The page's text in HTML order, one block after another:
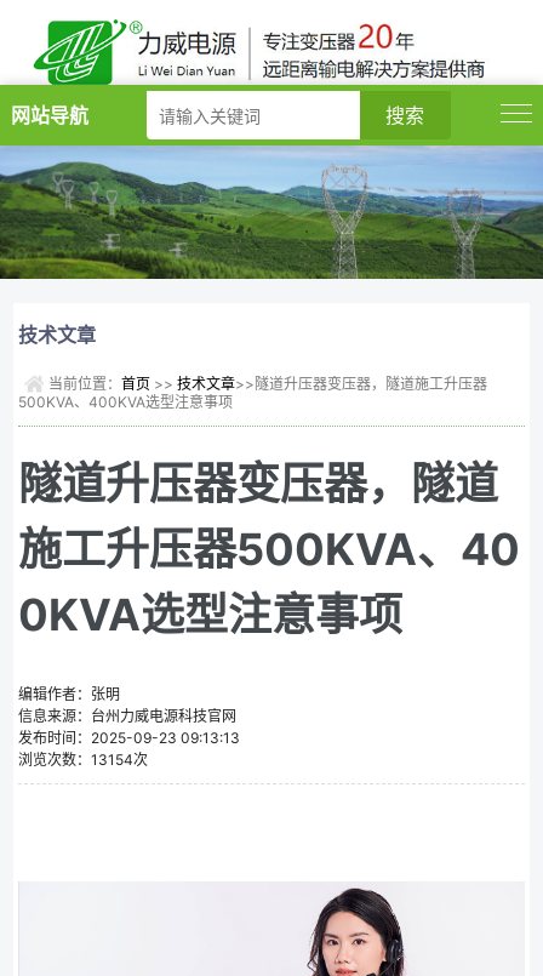
网站导航
技术文章
当前位置：首页 >>技术文章>>隧道升压器变压器，隧道施工升压器
500KVA、400KVA选型注意事项
隧道升压器变压器，隧道
施工升压器500KVA、40
0KVA选型注意事项
编辑作者：张明
信息来源：台州力威电源科技官网
发布时间：2025-09-23 09:13:13
浏览次数：13154次